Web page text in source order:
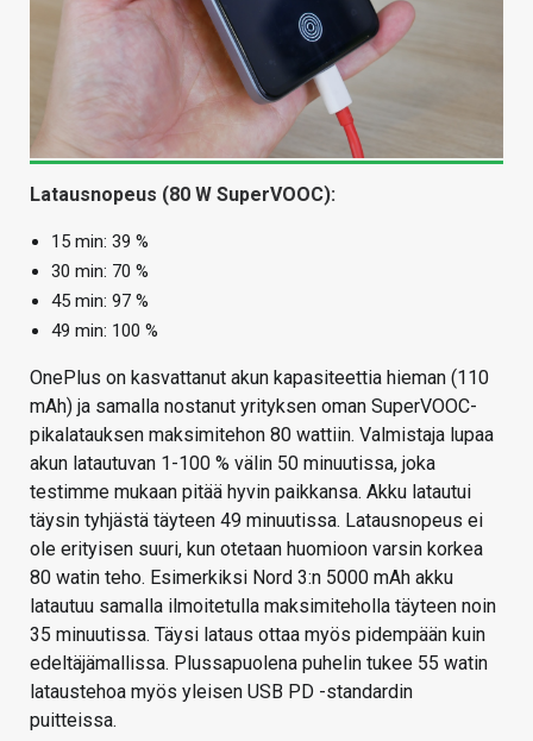
Latausnopeus (80 W SuperVOOC):
15 min: 39 %
30 min: 70 %
45 min: 97 %
49 min: 100 %
OnePlus on kasvattanut akun kapasiteettia hieman (110
mAh) ja samalla nostanut yrityksen oman SuperVOOC-
pikalatauksen maksimitehon 80 wattiin. Valmistaja lupaa
akun latautuvan 1-100 % välin 50 minuutissa, joka
testimme mukaan pitää hyvin paikkansa. Akku latautui
täysin tyhjästä täyteen 49 minuutissa. Latausnopeus ei
ole erityisen suuri, kun otetaan huomioon varsin korkea
80 watin teho. Esimerkiksi Nord 3:n 5000 mAh akku
latautuu samalla ilmoitetulla maksimiteholla täyteen noin
35 minuutissa. Täysi lataus ottaa myös pidempään kuin
edeltäjämallissa. Plussapuolena puhelin tukee 55 watin
lataustehoa myös yleisen USB PD -standardin
puitteissa.